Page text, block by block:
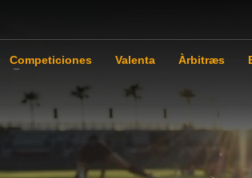
Competiciones Valenta Àrbitræs